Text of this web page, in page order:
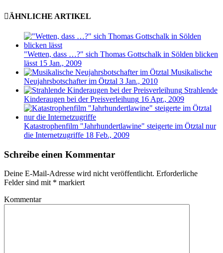
ÄHNLICHE ARTIKEL
"Wetten, dass …?" sich Thomas Gottschalk in Sölden blicken
lässt 15 Jan., 2009
Musikalische
Neujahrsbotschafter im Ötztal 3 Jan., 2010
Strahlende
Kinderaugen bei der Preisverleihung 16 Apr., 2009
Katastrophenfilm "Jahrhundertlawine" steigerte im Ötztal nur
die Internetzugriffe 18 Feb., 2009
Schreibe einen Kommentar
Deine E-Mail-Adresse wird nicht veröffentlicht. Erforderliche
Felder sind mit * markiert
Kommentar